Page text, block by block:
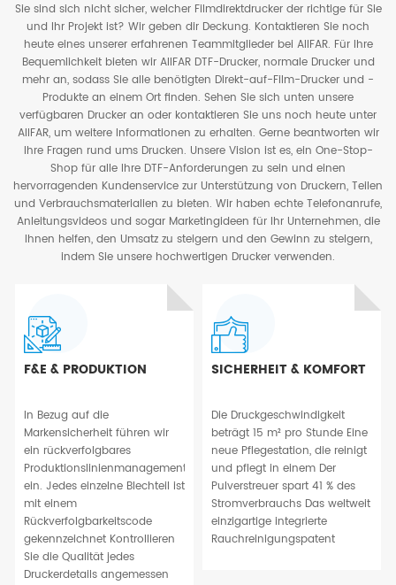
Sie sind sich nicht sicher, welcher Filmdirektdrucker der richtige für Sie
und Ihr Projekt ist? Wir geben dir Deckung. Kontaktieren Sie noch
heute eines unserer erfahrenen Teammitglieder bei AIIFAR. Für Ihre
Bequemlichkeit bieten wir AIIFAR DTF-Drucker, normale Drucker und
mehr an, sodass Sie alle benötigten Direkt-auf-Film-Drucker und -
Produkte an einem Ort finden. Sehen Sie sich unten unsere
verfügbaren Drucker an oder kontaktieren Sie uns noch heute unter
AIIFAR, um weitere Informationen zu erhalten. Gerne beantworten wir
Ihre Fragen rund ums Drucken. Unsere Vision ist es, ein One-Stop-
Shop für alle Ihre DTF-Anforderungen zu sein und einen
hervorragenden Kundenservice zur Unterstützung von Druckern, Teilen
und Verbrauchsmaterialien zu bieten. Wir haben echte Telefonanrufe,
Anleitungsvideos und sogar Marketingideen für Ihr Unternehmen, die
Ihnen helfen, den Umsatz zu steigern und den Gewinn zu steigern,
indem Sie unsere hochwertigen Drucker verwenden.
F&E & PRODUKTION
In Bezug auf die
Markensicherheit führen wir
ein rückverfolgbares
Produktionslinienmanagement
ein. Jedes einzelne Blechteil ist
mit einem
Rückverfolgbarkeitscode
gekennzeichnet Kontrollieren
Sie die Qualität jedes
Druckerdetails angemessen
SICHERHEIT & KOMFORT
Die Druckgeschwindigkeit
beträgt 15 m² pro Stunde Eine
neue Pflegestation, die reinigt
und pflegt in einem Der
Pulverstreuer spart 41 % des
Stromverbrauchs Das weltweit
einzigartige integrierte
Rauchreinigungspatent